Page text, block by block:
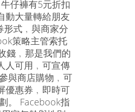
仔褲有5元折扣
動大量轉給朋友
形式﹐與商家分
策略主管索托
錢﹐那是我們的
人可用﹐可宣傳
與商店購物﹐可
優惠券﹐即時可
。 Facebook指